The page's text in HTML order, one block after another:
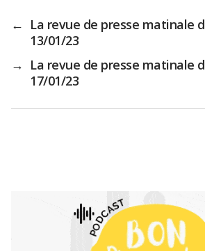
← La revue de presse matinale
13/01/23
→ La revue de presse matinale
17/01/23